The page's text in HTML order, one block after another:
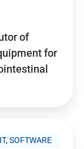
of
for
SOFTWARE